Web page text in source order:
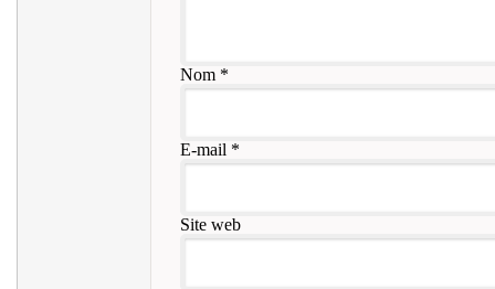
Nom*
E-mail *
Site web